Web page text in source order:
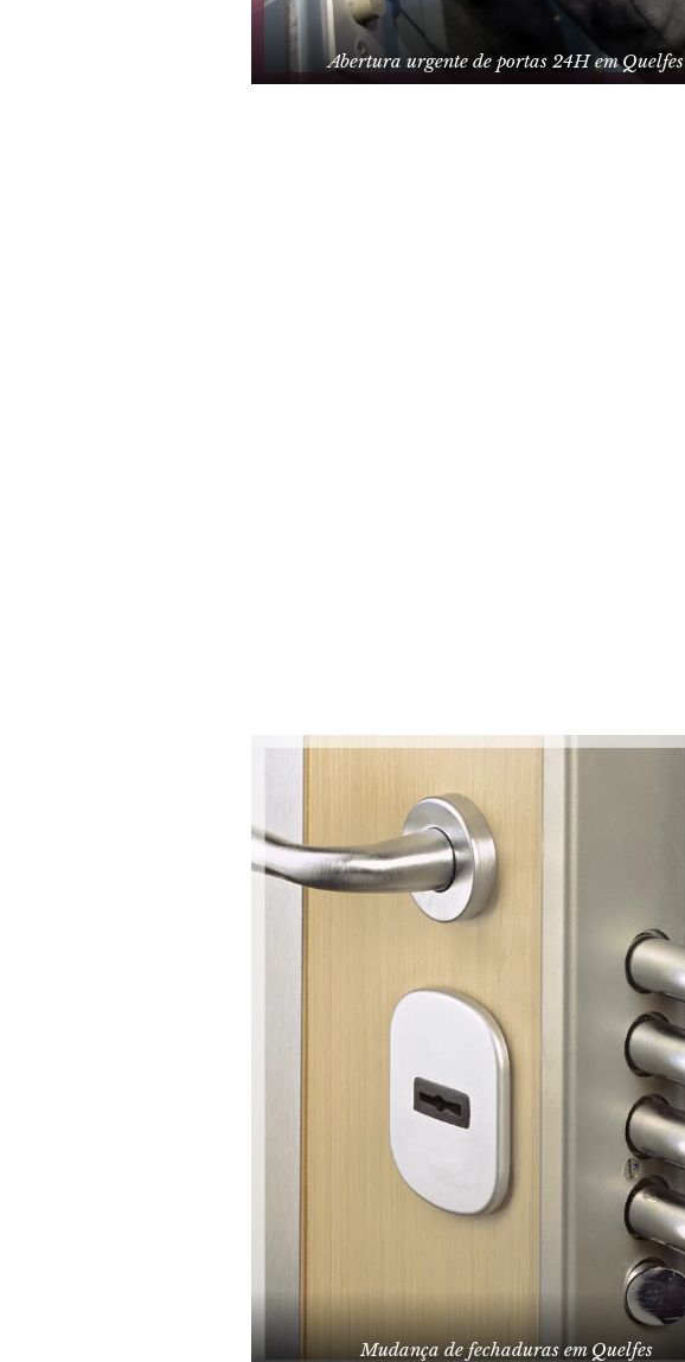
Abertura urgente de portas 24H em Quelfes
Mudança de fechaduras em Quelfes